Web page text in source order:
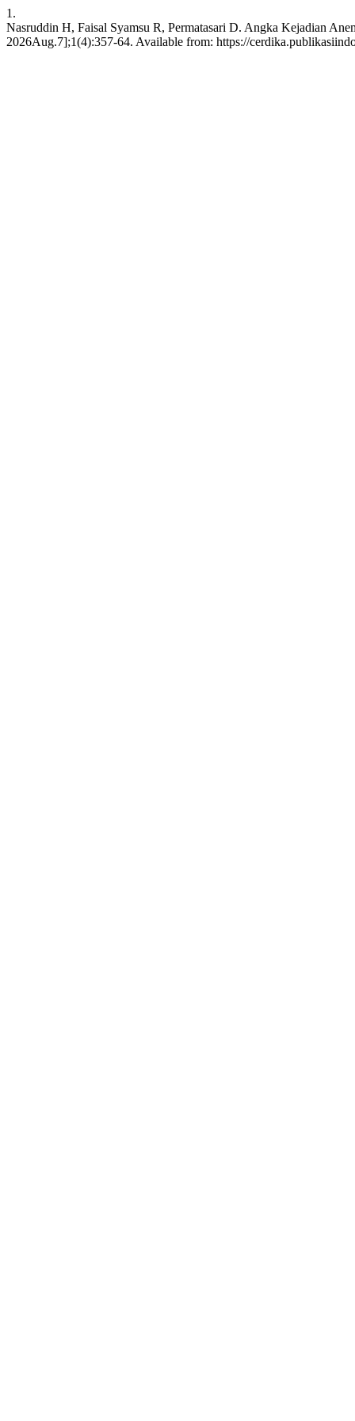
1.
Nasruddin H, Faisal Syamsu R, Permatasari D. Angka Kejadian
2026Aug.7];1(4):357-64. Available from: https://